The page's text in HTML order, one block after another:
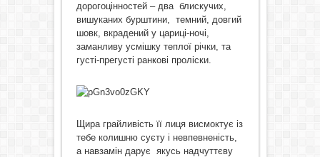
дорогоцінностей – два блискучих,
вишуканих бурштини, темний, довгий
шовк, вкрадений у цариці-ночі,
заманливу усмішку теплої річки, та
густі-прегусті ранкові проліски.
Щира грайливість її лиця висмоктує із
тебе колишню суєту і невпевненість,
а навзамін дарує якусь надчуттєву